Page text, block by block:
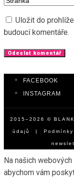
Uložit do
budoucí komentáře.
FACEBOOK
INSTAGRAM
2015–2026 ©
údajů |
Na našich
abychom vám